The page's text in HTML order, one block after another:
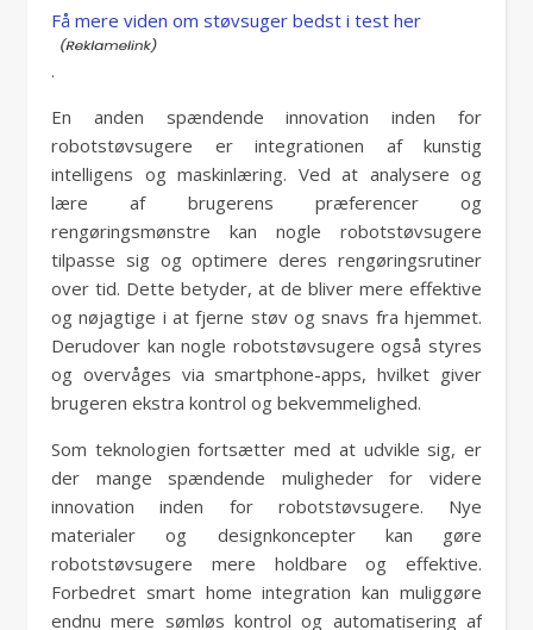
Få mere viden om støvsuger bedst i test her
.
En anden spændende innovation inden for
robotstøvsugere er integrationen af ​​kunstig
intelligens og maskinlæring. Ved at analysere og
lære af brugerens præferencer og
rengøringsmønstre kan nogle robotstøvsugere
tilpasse sig og optimere deres rengøringsrutiner
over tid. Dette betyder, at de bliver mere effektive
og nøjagtige i at fjerne støv og snavs fra hjemmet.
Derudover kan nogle robotstøvsugere også styres
og overvåges via smartphone-apps, hvilket giver
brugeren ekstra kontrol og bekvemmelighed.
Som teknologien fortsætter med at udvikle sig, er
der mange spændende muligheder for videre
innovation inden for robotstøvsugere. Nye
materialer og designkoncepter kan gøre
robotstøvsugere mere holdbare og effektive.
Forbedret smart home integration kan muliggøre
endnu mere sømløs kontrol og automatisering af